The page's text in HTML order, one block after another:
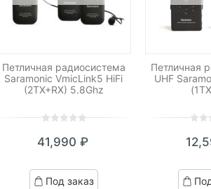
Петличная радиосистема
Saramonic VmicLink5 HiFi
(2TX+RX) 5.8Ghz
out
based
on
41,990₽
Под заказ
Петличная
UHF
out
on